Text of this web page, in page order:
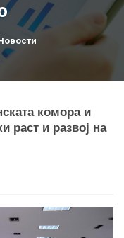
комора и
раст и развој на